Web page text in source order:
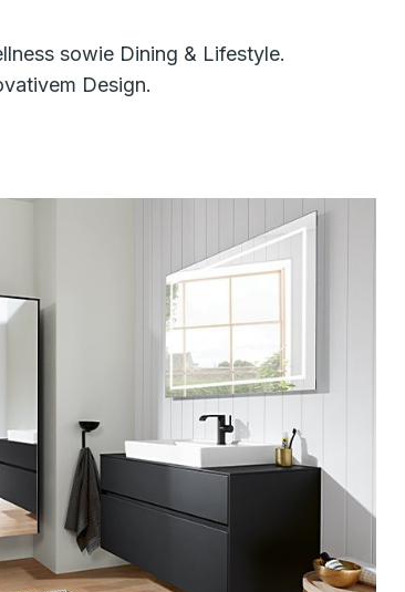
sowie Dining & Lifestyle.
Design.